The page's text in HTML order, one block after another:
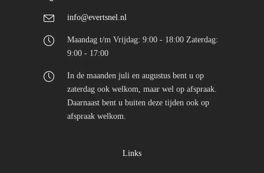
info@evertsnel.nl
Maandag t/m Vrijdag: 9:00 - 18:00 Zaterdag:
9:00 - 17:00
In de maanden juli en augustus bent u op
zaterdag ook welkom, maar wel op afspraak.
Daarnaast bent u buiten deze tijden ook op
afspraak welkom.
Links